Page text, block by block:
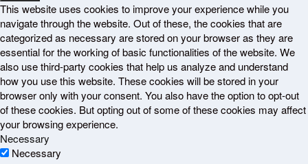
This website uses cookies to improve your experience while you
navigate through the website. Out of these, the cookies that are
categorized as necessary are stored on your browser as they are
essential for the working of basic functionalities of the website. We
also use third-party cookies that help us analyze and understand
how you use this website. These cookies will be stored in your
browser only with your consent. You also have the option to opt-out
of these cookies. But opting out of some of these cookies may affect
your browsing experience.
Necessary
Necessary